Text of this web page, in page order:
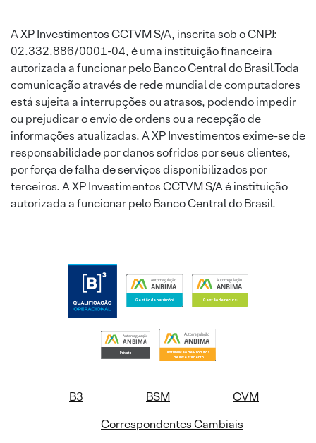
A XP Investimentos CCTVM S/A, inscrita sob o CNPJ:
02.332.886/0001-04, é uma instituição financeira
autorizada a funcionar pelo Banco Central do Brasil.Toda
comunicação através de rede mundial de computadores
está sujeita a interrupções ou atrasos, podendo impedir
ou prejudicar o envio de ordens ou a recepção de
informações atualizadas. A XP Investimentos exime-se de
responsabilidade por danos sofridos por seus clientes,
por força de falha de serviços disponibilizados por
terceiros. A XP Investimentos CCTVM S/A é instituição
autorizada a funcionar pelo Banco Central do Brasil.
B3 BSM
CVM
Correspondentes Cambiais